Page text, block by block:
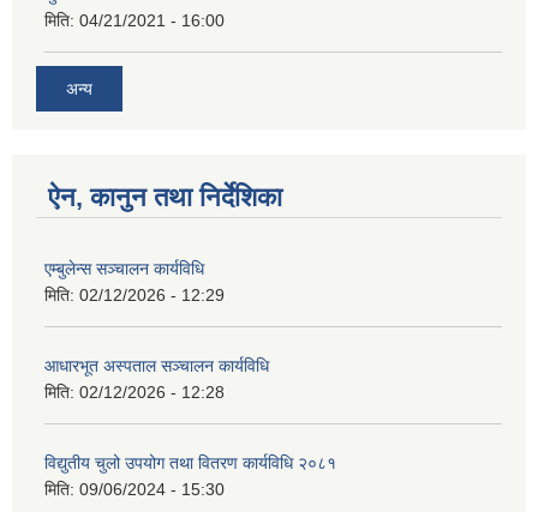
मिति: 04/21/2021 - 16:00
अन्य
ऐन, कानुन तथा निर्देशिका
एम्बुलेन्स सञ्चालन कार्यविधि
मिति: 02/12/2026 - 12:29
आधारभूत अस्पताल सञ्चालन कार्यविधि
मिति: 02/12/2026 - 12:28
विद्युतीय चुलो उपयोग तथा वितरण कार्यविधि २०८१
मिति: 09/06/2024 - 15:30